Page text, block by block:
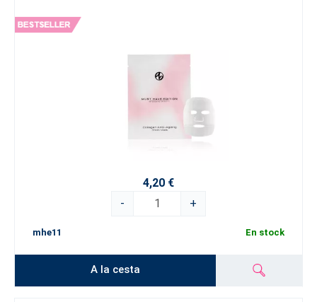
4,20 €
-
+
mhe11 En stock
A la cesta